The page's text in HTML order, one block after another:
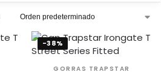
-38%
GORRAS TRAPSTAR